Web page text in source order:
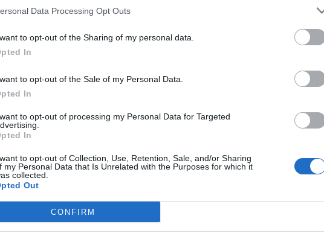
Data Processing Opt Outs
to opt-out of the Sharing of my personal data.
In
to opt-out of the Sale of my Personal Data.
In
to opt-out of processing my Personal Data for Targeted
In
to opt-out of Collection, Use, Retention, Sale, and/or Sharing
my Personal Data that Is Unrelated with the Purposes for which it
collected.
Out
CONFIRM